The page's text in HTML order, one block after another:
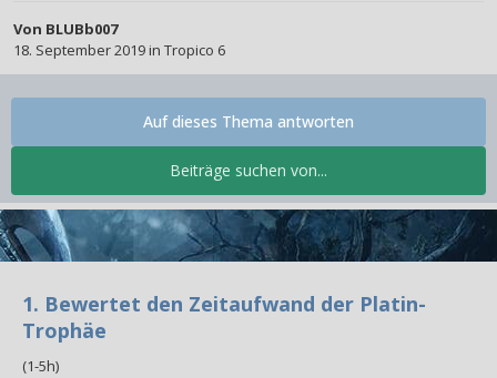
Von BLUBb007
18. September 2019in Tropico 6
Beiträge suchen von...
Auf dieses Thema antworten
1. Bewertet den Zeitaufwand der Platin-
Trophäe
(1-5h)